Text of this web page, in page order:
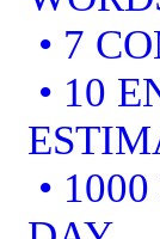
• 7
• 10
•